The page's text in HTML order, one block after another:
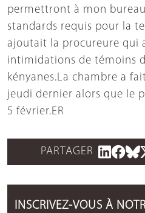
permettront à mon
standards requis pour la
ajoutait la procureure qui
intimidations de témoins
kényanes.La chambre a
jeudi dernier alors que le
5 février.ER
PARTAGER
INSCRIVEZ-VOUS À